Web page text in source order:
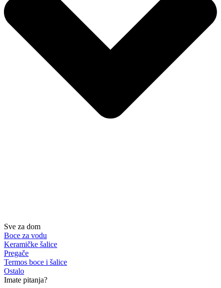
Sve za dom
Boce za vodu
Keramičke šalice
Pregače
Termos boce i šalice
Ostalo
Imate pitanja?